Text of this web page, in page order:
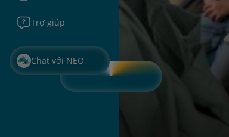
Trợ giúp
Chat với NEO